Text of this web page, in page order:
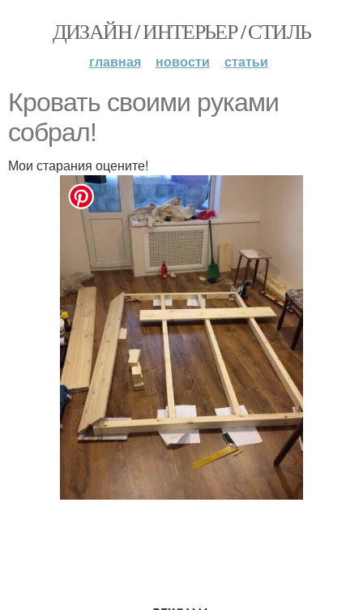
ДИЗАЙН / ИНТЕРЬЕР / СТИЛЬ
главная новости статьи
Кровать своими руками
собрал!
Мои старания оцените!